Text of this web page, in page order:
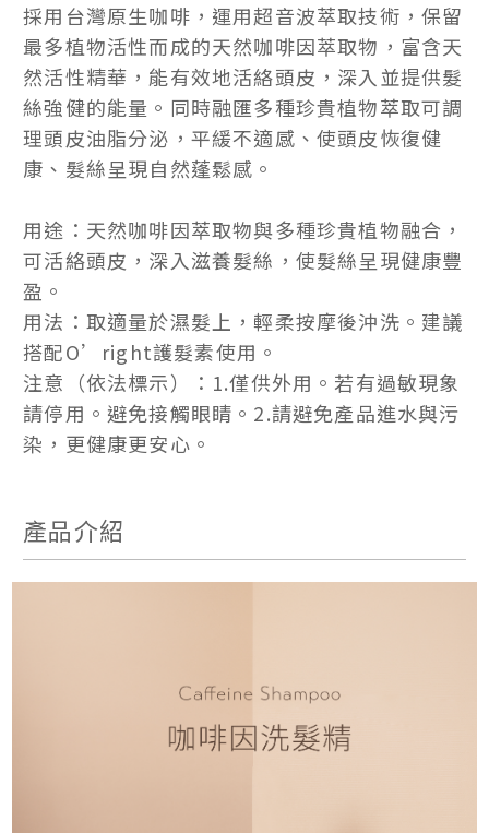
採用台灣原生咖啡，運用超音波萃取技術，保留
最多植物活性而成的天然咖啡因萃取物，富含天
然活性精華，能有效地活絡頭皮，深入並提供髮
絲強健的能量。同時融匯多種珍貴植物萃取可調
理頭皮油脂分泌，平緩不適感、使頭皮恢復健
康、髮絲呈現自然蓬鬆感。
用途：天然咖啡因萃取物與多種珍貴植物融合，
可活絡頭皮，深入滋養髮絲，使髮絲呈現健康豐
盈。
用法：取適量於濕髮上，輕柔按摩後沖洗。建議
搭配O’right護髮素使用。
注意（依法標示）：1.僅供外用。若有過敏現象
請停用。避免接觸眼睛。2.請避免產品進水與污
染，更健康更安心。
產品介紹